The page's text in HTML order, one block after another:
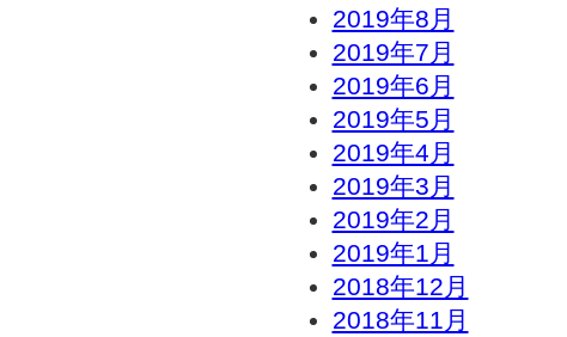
2019年8月
2019年7月
2019年6月
2019年5月
2019年4月
2019年3月
2019年2月
2019年1月
2018年12月
2018年11月